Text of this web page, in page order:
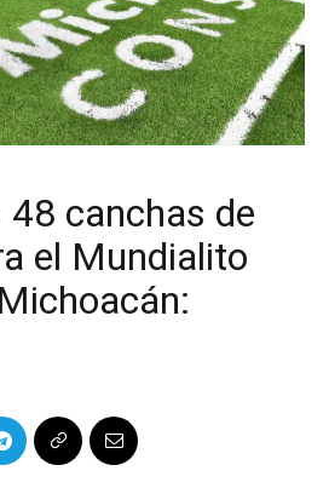
48 canchas de
el Mundialito